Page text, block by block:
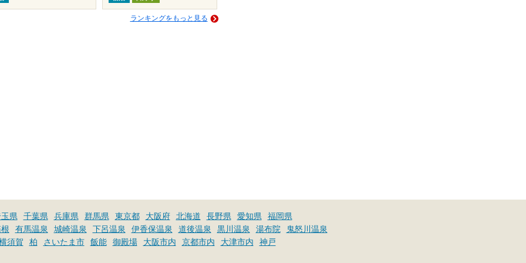
ランキングをもっと見る
県 千葉県 兵庫県 群馬県 東京都 大阪府 北海道 長野県 愛知県
福岡県
有馬温泉 城崎温泉 下呂温泉 伊香保温泉 道後温泉 黒川温泉 湯布院
鬼怒川温泉
須賀
柏 さいたま市 飯能 御殿場 大阪市内 京都市内 大津市内 神戸